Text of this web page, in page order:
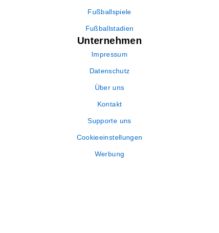
Fußballspiele
Fußballstadien
Unternehmen
Impressum
Datenschutz
Über uns
Kontakt
Supporte uns
Cookieeinstellungen
Werbung